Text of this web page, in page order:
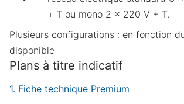
pour accéder à la demande en ligne
Prénom ObligatoireNom
+ T ou mono 2 x 220 V + T.
Plusieurs configurations : en fonction
disponible
Plans à titre indicatif
Fiche technique Premium